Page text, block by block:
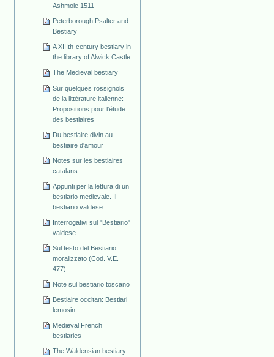
Ashmole 1511
Peterborough Psalter and
Bestiary
A XIIIth-century bestiary in
the library of Alwick Castle
The Medieval bestiary
Sur quelques rossignols
de la littérature italienne:
Propositions pour l'étude
des bestiaires
Du bestiaire divin au
bestiaire d'amour
Notes sur les bestiaires
catalans
Appunti per la lettura di un
bestiario medievale. Il
bestiario valdese
Interrogativi sul "Bestiario"
valdese
Sul testo del Bestiario
moralizzato (Cod. V.E.
477)
Note sul bestiario toscano
Bestiaire occitan: Bestiari
lemosin
Medieval French
bestiaries
The Waldensian bestiary